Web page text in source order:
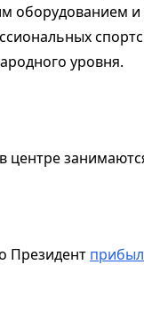
оборудованием
уровня.
центре
Президент прибыл